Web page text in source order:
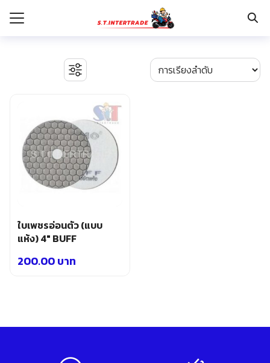
ะเงิน
BOSCH เครื่องจี้ปูน
ตู้เซฟ
ปั๊มน้ำ ปั๊มน้ำอัตโนมัติ อุปกรณ์ระบบน้ำ
ปั๊มลม อุปกรณ์ระบบลม
มอเตอร์และอุปกรณ์ส่งกำลัง
รอก แม่แรงทุ่นกำลัง
อุปกรณ์ก่อสร้าง
อุปกรณ์ทำสวน การเกษตร
อุปกรณ์เซฟตี้
เครื่องมือทำความสะอาด
เครื่องมือไฟฟ้า
ใบเพชรอ่อนตัว (แบบ
แห้ง) 4″ BUFF
200.00บาท